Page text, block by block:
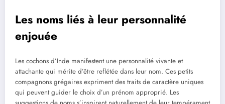
Les noms liés à leur personnalité
enjouée
Les cochons d’Inde manifestent une personnalité vivante et
attachante qui mérite d’être reflétée dans leur nom. Ces petits
compagnons grégaires expriment des traits de caractère uniques
qui peuvent guider le choix d’un prénom approprié. Les